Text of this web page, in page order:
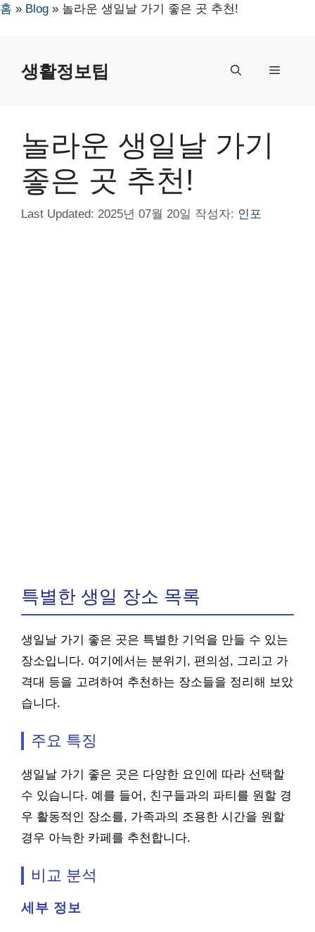
홈 » Blog » 놀라운 생일날 가기 좋은 곳 추천!
생활정보팁 메
놀라운 생일날 가기
좋은 곳 추천!
Last Updated: 2025년 07월 20일 작성자: 인포
특별한 생일 장소 목록
생일날 가기 좋은 곳은 특별한 기억을 만들 수 있는
장소입니다. 여기에서는 분위기, 편의성, 그리고 가
격대 등을 고려하여 추천하는 장소들을 정리해 보았
습니다.
주요 특징
생일날 가기 좋은 곳은 다양한 요인에 따라 선택할
수 있습니다. 예를 들어, 친구들과의 파티를 원할 경
우 활동적인 장소를, 가족과의 조용한 시간을 원할
경우 아늑한 카페를 추천합니다.
비교 분석
세부 정보